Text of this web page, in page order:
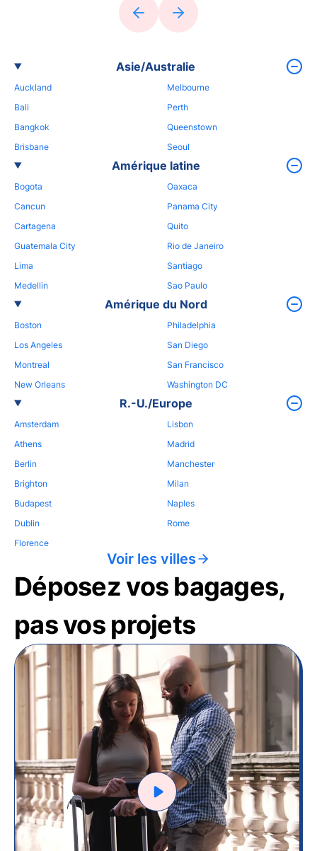
Asie/Australie
Auckland
Bali
Bangkok
Brisbane
Melbourne
Perth
Queenstown
Seoul
Amérique latine
Bogota
Cancun
Cartagena
Guatemala City
Lima
Medellin
Oaxaca
Panama City
Quito
Rio de Janeiro
Santiago
Sao Paulo
Amérique du Nord
Boston
Los Angeles
Montreal
New Orleans
Philadelphia
San Diego
San Francisco
Washington DC
R.-U./Europe
Amsterdam
Athens
Berlin
Brighton
Budapest
Dublin
Florence
Lisbon
Madrid
Manchester
Milan
Naples
Rome
Voir les villes
Déposez vos bagages,
pas vos projets